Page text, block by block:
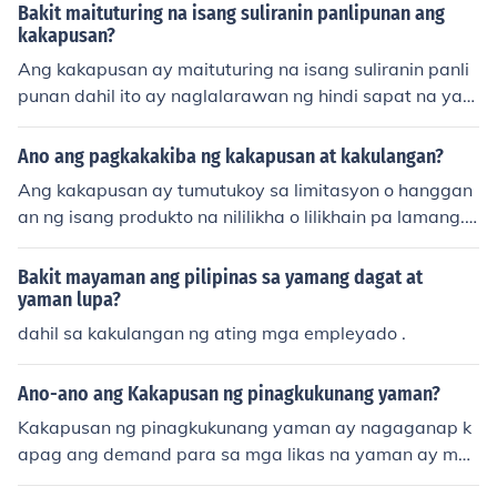
Bakit maituturing na isang suliranin panlipunan ang
kakapusan?
Ang kakapusan ay maituturing na isang suliranin panli
punan dahil ito ay naglalarawan ng hindi sapat na yam
an at mga serbisyo upang matugunan ang pangangail
angan at kagustuhan ng mga tao. Nagdudulot ito ng ko
mantong sa hidwaan at hindi pagkakapantay-pantay s
a lipunan. Bukod dito, ang kakapusan ay nagiging sanh
i ng iba pang suliranin tulad ng kahirapan, gutom, at ka
kulangan sa edukasyon at kalusugan, na nakaaapekto
sa kabuuang pag-unlad ng isang komunidad o bansa.
Ano ang pagkakakiba ng kakapusan at kakulangan?
Ang kakapusan ay tumutukoy sa limitasyon o hanggan
an ng isang produkto na nililikha o lilikhain pa lamang.is
a itong permanenteng kaganapan o kawalan ng panga
ngailangan.Samantalang ang kakulangan ay ang pans
amantalang kaganapan o kawalan ng pangangailanga
n.Ito ay nagnyayari lamang kapag may Hoarding o pag
tatago ng suplay ng produkto na madalas ginagawa n
na komokontrol at nagmamanipula ng pagbili pagpresy
o at paglabas ng produkto.
Bakit mayaman ang pilipinas sa yamang dagat at
yaman lupa?
dahil sa kakulangan ng ating mga empleyado .
Ano-ano ang Kakapusan ng pinagkukunang yaman?
Kakapusan ng pinagkukunang yaman ay nagaganap k
apag ang demand para sa mga likas na yaman ay mas
mataas kaysa sa kanilang suplay. Isa itong isyu sa pag